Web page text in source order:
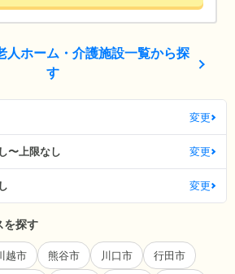
人ホーム・介護施設一覧から探
す
変更
〜上限なし 変更
変更
を探す
越市 熊谷市 川口市 行田市